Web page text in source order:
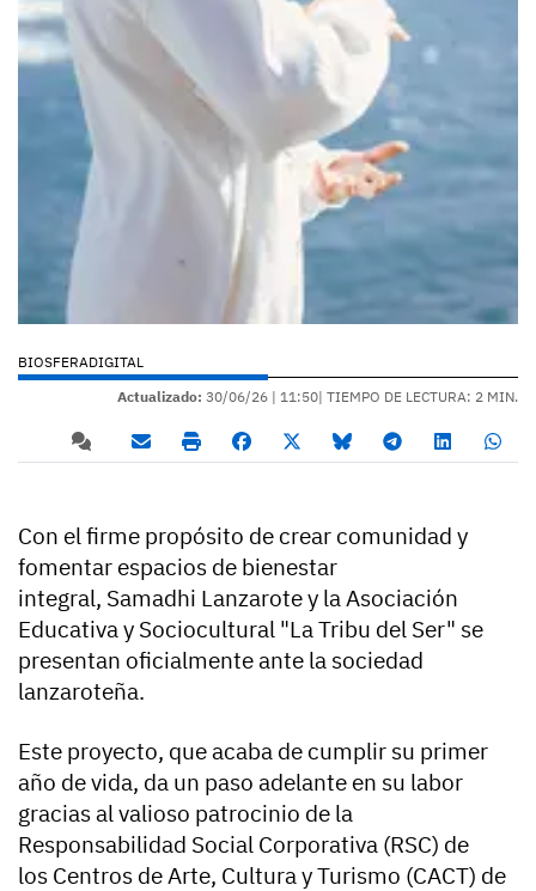
BIOSFERADIGITAL
Actualizado: 30/06/26 | 11:50| TIEMPO DE LECTURA: 2 MIN.
Con el firme propósito de crear comunidad y
fomentar espacios de bienestar
integral, Samadhi Lanzarote y la Asociación
Educativa y Sociocultural "La Tribu del Ser" se
presentan oficialmente ante la sociedad
lanzaroteña.
Este proyecto, que acaba de cumplir su primer
año de vida, da un paso adelante en su labor
gracias al valioso patrocinio de la
Responsabilidad Social Corporativa (RSC) de
los Centros de Arte, Cultura y Turismo (CACT) de